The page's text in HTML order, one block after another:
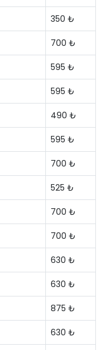
350 ₺
700 ₺
595 ₺
595 ₺
490 ₺
595 ₺
700 ₺
525 ₺
700 ₺
700 ₺
630 ₺
630 ₺
875 ₺
630 ₺